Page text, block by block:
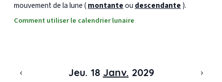
mouvement de la lune (montanteou descendante ).
Comment utiliser le calendrier lunaire
‹ Jeu. 18 Janv. 2029 ›